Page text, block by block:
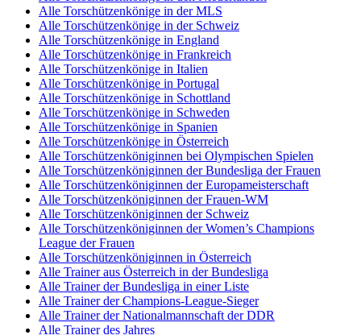
Alle Torschützenkönige in der MLS
Alle Torschützenkönige in der Schweiz
Alle Torschützenkönige in England
Alle Torschützenkönige in Frankreich
Alle Torschützenkönige in Italien
Alle Torschützenkönige in Portugal
Alle Torschützenkönige in Schottland
Alle Torschützenkönige in Schweden
Alle Torschützenkönige in Spanien
Alle Torschützenkönige in Österreich
Alle Torschützenköniginnen bei Olympischen Spielen
Alle Torschützenköniginnen der Bundesliga der Frauen
Alle Torschützenköniginnen der Europameisterschaft
Alle Torschützenköniginnen der Frauen-WM
Alle Torschützenköniginnen der Schweiz
Alle Torschützenköniginnen der Women’s Champions
League der Frauen
Alle Torschützenköniginnen in Österreich
Alle Trainer aus Österreich in der Bundesliga
Alle Trainer der Bundesliga in einer Liste
Alle Trainer der Champions-League-Sieger
Alle Trainer der Nationalmannschaft der DDR
Alle Trainer des Jahres